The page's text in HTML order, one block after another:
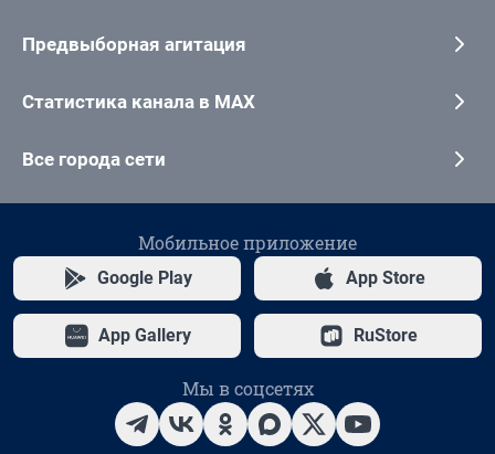
Предвыборная агитация
Статистика канала в MAX
Все города сети
Мобильное приложение
Google Play App Store
App Gallery RuStore
Мы в соцсетях